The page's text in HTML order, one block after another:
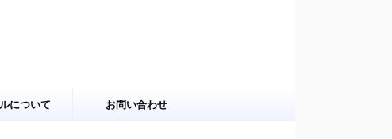
について お問い合わせ